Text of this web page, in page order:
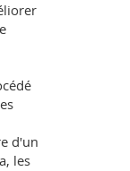
d'un
les